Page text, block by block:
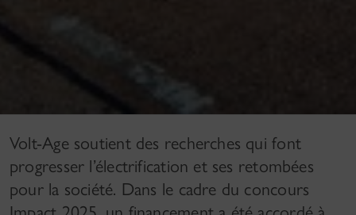
Volt-Age soutient des recherches qui font
progresser l’électrification et ses retombées
pour la société. Dans le cadre du concours